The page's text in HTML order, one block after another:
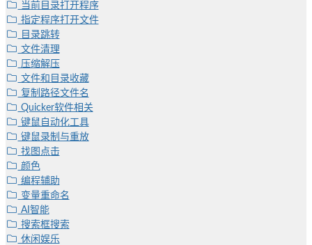
当前目录打开程序
指定程序打开文件
目录跳转
文件清理
压缩解压
文件和目录收藏
复制路径文件名
Quicker软件相关
键鼠自动化工具
键鼠录制与重放
找图点击
颜色
编程辅助
变量重命名
AI智能
搜索框搜索
休闲娱乐